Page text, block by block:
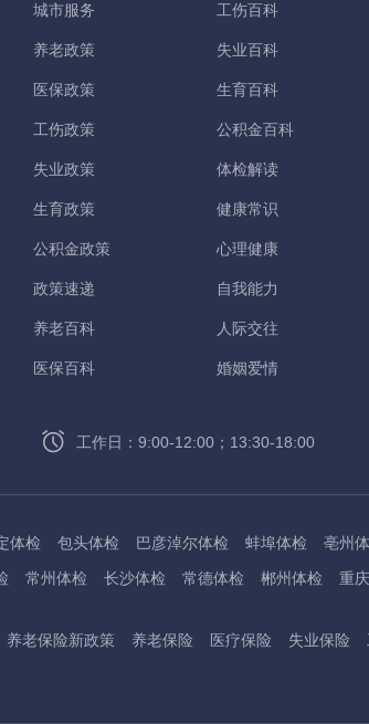
城市服务
养老政策
医保政策
工伤政策
失业政策
生育政策
公积金政策
政策速递
养老百科
医保百科
工伤百科
失业百科
生育百科
公积金百科
体检解读
健康常识
心理健康
自我能力
人际交往
婚姻爱情
工作日：9:00-12:00；13:30-18:00
体检 包头体检 巴彦淖尔体检 蚌埠体检 亳州
常州体检 长沙体检 常德体检 郴州体检 重
检 广元体检 贵阳体检 红河体检 邯郸体检
齐齐哈尔体检 鸡西体检 嘉兴体检 金华体检
养老保险新政策 养老保险 医疗保险 失业保险